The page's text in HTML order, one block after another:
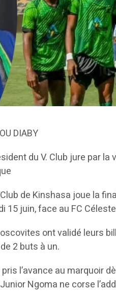
DIABY
du V. Club jure par
de Kinshasa joue la
15 juin, face au FC
ont validé leurs
2 buts à un.
l’avance au marquoir
Ngoma ne corse